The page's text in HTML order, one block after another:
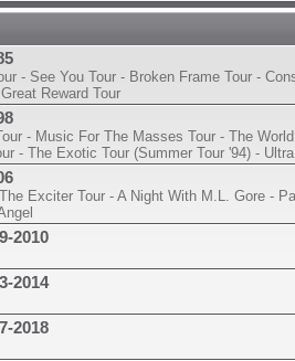
- See You Tour - Broken Frame Tour -
Reward Tour
- Music For The Masses Tour - The
- The Exotic Tour (Summer Tour '94) -
Exciter Tour - A Night With M.L. Gore -
2010
2014
2018